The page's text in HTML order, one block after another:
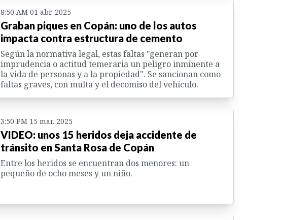
8:50 AM 01 abr. 2025
Graban piques en Copán: uno de los autos
impacta contra estructura de cemento
Según la normativa legal, estas faltas "generan por
imprudencia o actitud temeraria un peligro inminente a
la vida de personas y a la propiedad". Se sancionan como
faltas graves, con multa y el decomiso del vehículo.
3:50 PM 15 mar. 2025
VIDEO: unos 15 heridos deja accidente de
tránsito en Santa Rosa de Copán
Entre los heridos se encuentran dos menores: un
pequeño de ocho meses y un niño.